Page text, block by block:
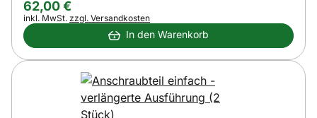
62,00€
Steuerhinweis:
inkl. MwSt. zzgl. Versandkosten
In den Warenkorb